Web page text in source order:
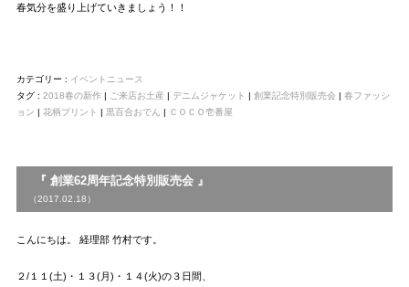
春気分を盛り上げていきましょう！！
カテゴリー : イベントニュース
タグ : 2018春の新作| ご来店お土産| デニムジャケット | 創業記念特別販売会| 春ファッシ
ョン | 花柄プリント | 黒百合おでん | ＣＯＣＯ壱番屋
『 創業62周年記念特別販売会 』
（2017.02.18）
こんにちは。 経理部 竹村です。
２/１１(土)・１３(月)・１４(火)の３日間、